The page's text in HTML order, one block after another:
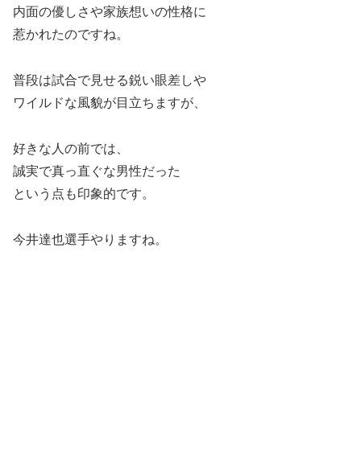
内面の優しさや家族想いの性格に
惹かれたのですね。
普段は試合で見せる鋭い眼差しや
ワイルドな風貌が目立ちますが、
好きな人の前では、
誠実で真っ直ぐな男性だった
という点も印象的です。
今井達也選手やりますね。